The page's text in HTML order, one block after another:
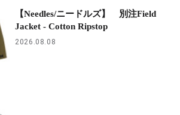
【Needles/ニードルズ】 別注Field
Jacket - Cotton Ripstop
2026.08.08